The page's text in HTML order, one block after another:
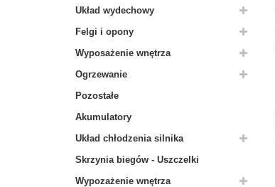
Układ wydechowy
Felgi i opony
Wyposażenie wnętrza
Ogrzewanie
Pozostałe
Akumulatory
Układ chłodzenia silnika
Skrzynia biegów - Uszczelki
Wypozażenie wnętrza